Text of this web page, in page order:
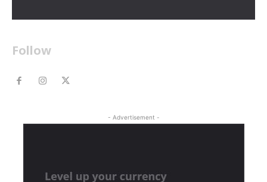
Follow
- Advertisement -